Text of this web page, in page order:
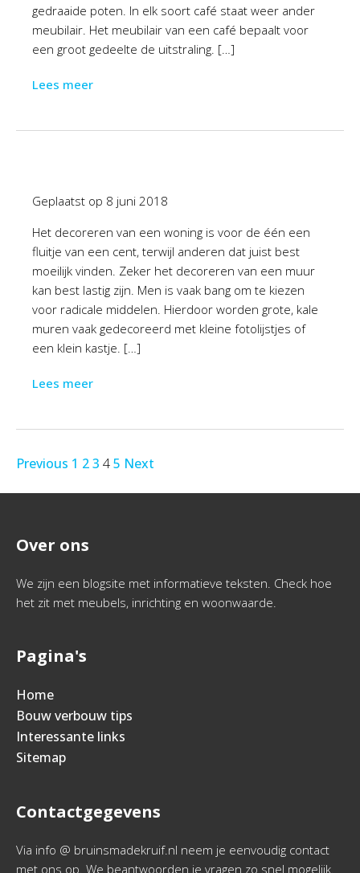
gedraaide poten. In elk soort café staat weer ander
meubilair. Het meubilair van een café bepaalt voor
een groot gedeelte de uitstraling. […]
Lees meer
Geplaatst op 8 juni 2018
Het decoreren van een woning is voor de één een
fluitje van een cent, terwijl anderen dat juist best
moeilijk vinden. Zeker het decoreren van een muur
kan best lastig zijn. Men is vaak bang om te kiezen
voor radicale middelen. Hierdoor worden grote, kale
muren vaak gedecoreerd met kleine fotolijstjes of
een klein kastje. […]
Lees meer
Previous 1 23 45 Next
Over ons
We zijn een blogsite met informatieve teksten. Check hoe
het zit met meubels, inrichting en woonwaarde.
Pagina's
Home
Bouw verbouw tips
Interessante links
Sitemap
Contactgegevens
Via info @ bruinsmadekruif.nl neem je eenvoudig contact
met ons op. We beantwoorden je vragen zo snel mogelijk.